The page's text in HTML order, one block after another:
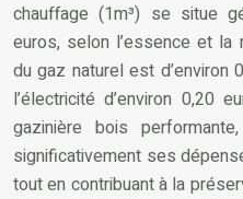
chauffage (1m³) se situe
euros, selon l’essence et la
du gaz naturel est d’environ
l’électricité d’environ 0,20
gazinière bois
significativement ses
tout en contribuant à la